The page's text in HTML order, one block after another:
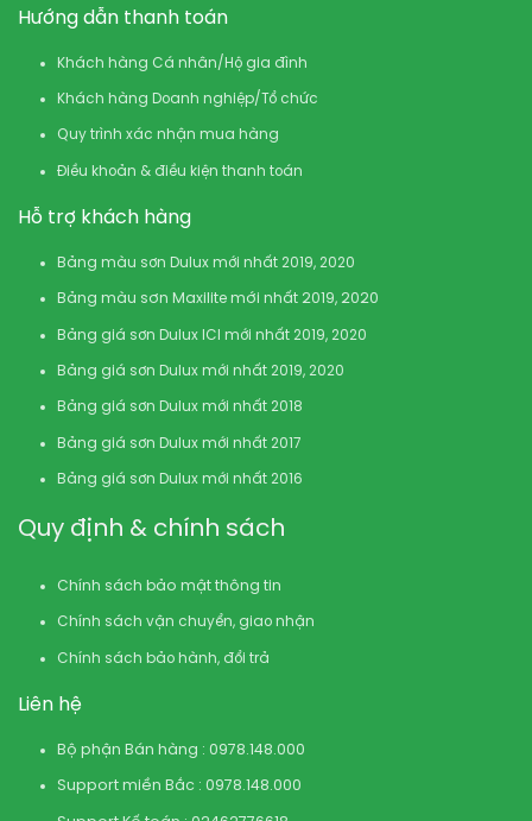
Hướng dẫn thanh toán
Khách hàng Cá nhân/Hộ gia đình
Khách hàng Doanh nghiệp/Tổ chức
Quy trình xác nhận mua hàng
Điều khoản & điều kiện thanh toán
Hỗ trợ khách hàng
Bảng màu sơn Dulux mới nhất 2019, 2020
Bảng màu sơn Maxilite mới nhất 2019, 2020
Bảng giá sơn Dulux ICI mới nhất 2019, 2020
Bảng giá sơn Dulux mới nhất 2019, 2020
Bảng giá sơn Dulux mới nhất 2018
Bảng giá sơn Dulux mới nhất 2017
Bảng giá sơn Dulux mới nhất 2016
Quy định & chính sách
Chính sách bảo mật thông tin
Chính sách vận chuyển, giao nhận
Chính sách bảo hành, đổi trả
Liên hệ
Bộ phận Bán hàng : 0978.148.000
Support miền Bắc : 0978.148.000